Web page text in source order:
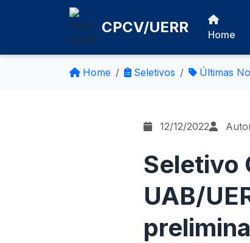
CPCV/UERR Home
Home Seletivos Últimas
12/12/2022
Seletivo
UAB/